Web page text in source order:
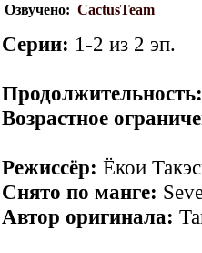
Озвучено: CactusTeam
Серии: 1-2 из 2 эп.
Продолжительность:
Возрастное
Режиссёр: Ёкои
Снято по манге:
Автор оригинала: